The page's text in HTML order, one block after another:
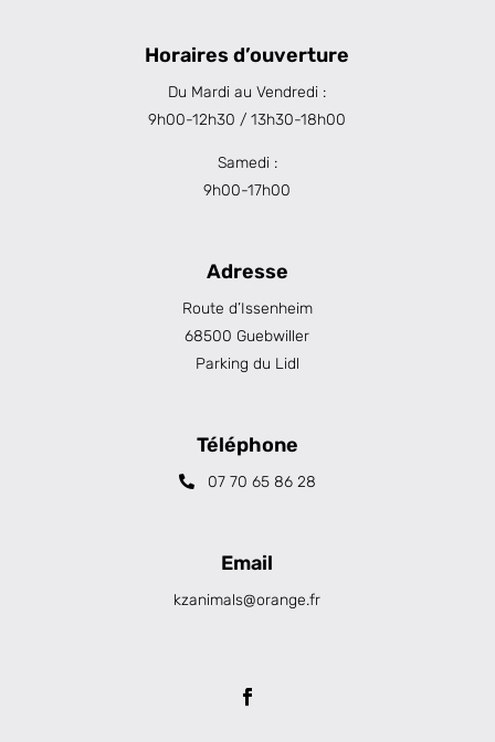
Horaires d’ouverture
Du Mardi au Vendredi :
9h00-12h30 / 13h30-18h00
Samedi :
9h00-17h00
Adresse
Route d’Issenheim
68500 Guebwiller
Parking du Lidl
Téléphone
07 70 65 86 28
Email
kzanimals@orange.fr